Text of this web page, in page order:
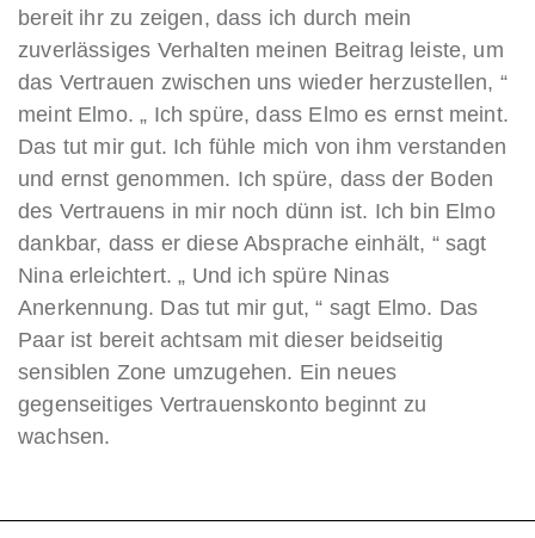
bereit ihr zu zeigen, dass ich durch mein
zuverlässiges Verhalten meinen Beitrag leiste, um
das Vertrauen zwischen uns wieder herzustellen, “
meint Elmo. „ Ich spüre, dass Elmo es ernst meint.
Das tut mir gut. Ich fühle mich von ihm verstanden
und ernst genommen. Ich spüre, dass der Boden
des Vertrauens in mir noch dünn ist. Ich bin Elmo
dankbar, dass er diese Absprache einhält, “ sagt
Nina erleichtert. „ Und ich spüre Ninas
Anerkennung. Das tut mir gut, “ sagt Elmo. Das
Paar ist bereit achtsam mit dieser beidseitig
sensiblen Zone umzugehen. Ein neues
gegenseitiges Vertrauenskonto beginnt zu
wachsen.